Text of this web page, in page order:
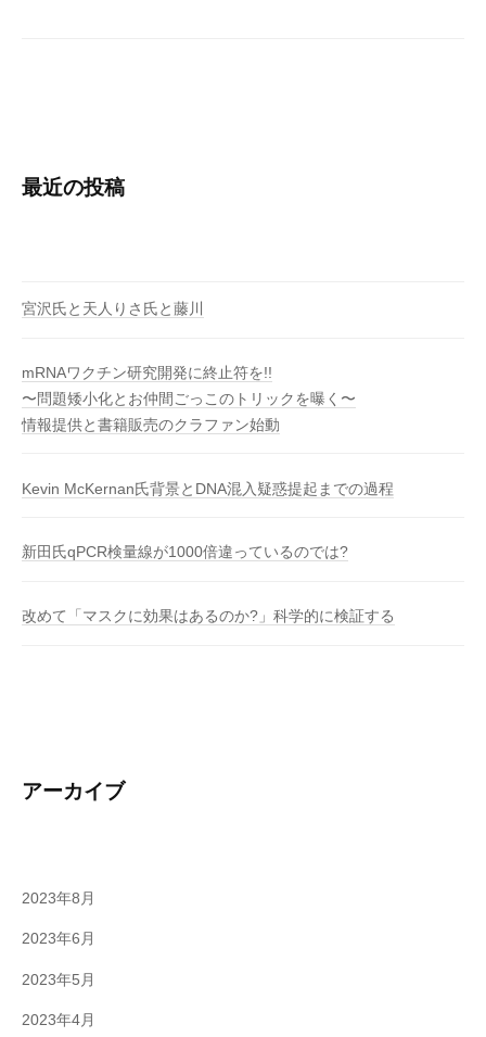
最近の投稿
宮沢氏と天人りさ氏と藤川
mRNAワクチン研究開発に終止符を!!
〜問題矮小化とお仲間ごっこのトリックを曝く〜
情報提供と書籍販売のクラファン始動
Kevin McKernan氏背景とDNA混入疑惑提起までの過程
新田氏qPCR検量線が1000倍違っているのでは?
改めて「マスクに効果はあるのか?」科学的に検証する
アーカイブ
2023年8月
2023年6月
2023年5月
2023年4月